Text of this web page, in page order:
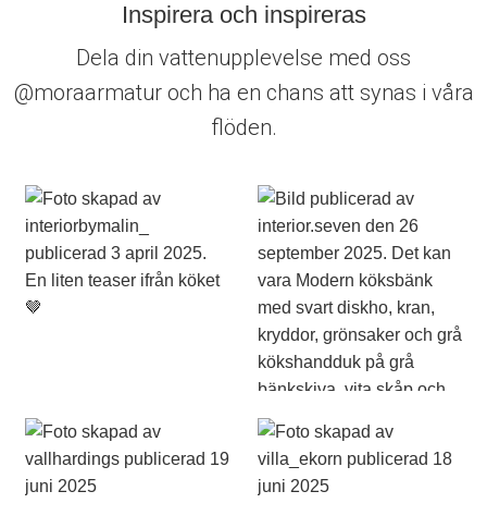
Inspirera och inspireras
Dela din vattenupplevelse med oss
@moraarmatur och ha en chans att synas i våra
flöden.